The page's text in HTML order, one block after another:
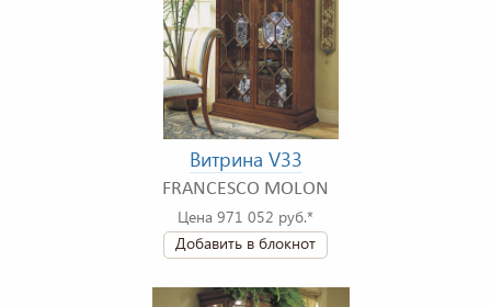
Витрина V33
FRANCESCO MOLON
Цена 971 052 руб.*
Добавить в блокнот